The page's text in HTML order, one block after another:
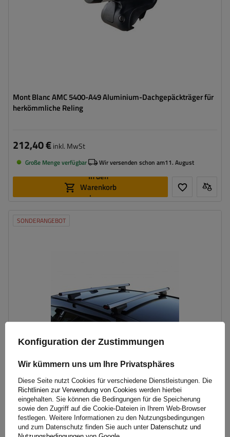
Mont Blanc AMC 5400-A49 Aluminium-Dachgepäckträger für
herkömmliche Reling
212,40 €inkl. MwSt
Große Menge verfügbar Wir versenden schon am11. August
In den
Warenkorb
legen
SONDERANGEBOT
Dachträger G3 CL 60.110 universell für traditionelle und
integrierte Aluminiumschienen
117,00 €inkl. MwSt
Konfiguration der Zustimmungen
Wir kümmern uns um Ihre Privatsphäres
Diese Seite nutzt Cookies für verschiedene Dienstleistungen. Die
Richtlinien zur Verwendung von Cookies werden hierbei
eingehalten. Sie können die Bedingungen für die Speicherung
sowie den Zugriff auf die Cookie-Dateien in Ihrem Web-Browser
festlegen. Weitere Informationen zu den Nutzungsbedingungen
und zum Datenschutz finden Sie auch unter Datenschutz und